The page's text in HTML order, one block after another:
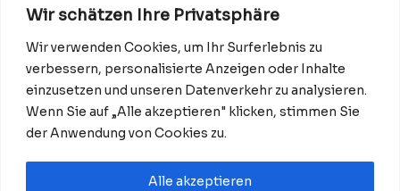
Wir schätzen Ihre Privatsphäre
Wir verwenden Cookies, um Ihr Surferlebnis zu
verbessern, personalisierte Anzeigen oder Inhalte
einzusetzen und unseren Datenverkehr zu analysieren.
Wenn Sie auf „Alle akzeptieren" klicken, stimmen Sie
der Anwendung von Cookies zu.
Alle akzeptieren
Datenschutzerklärung Impressum Startseite